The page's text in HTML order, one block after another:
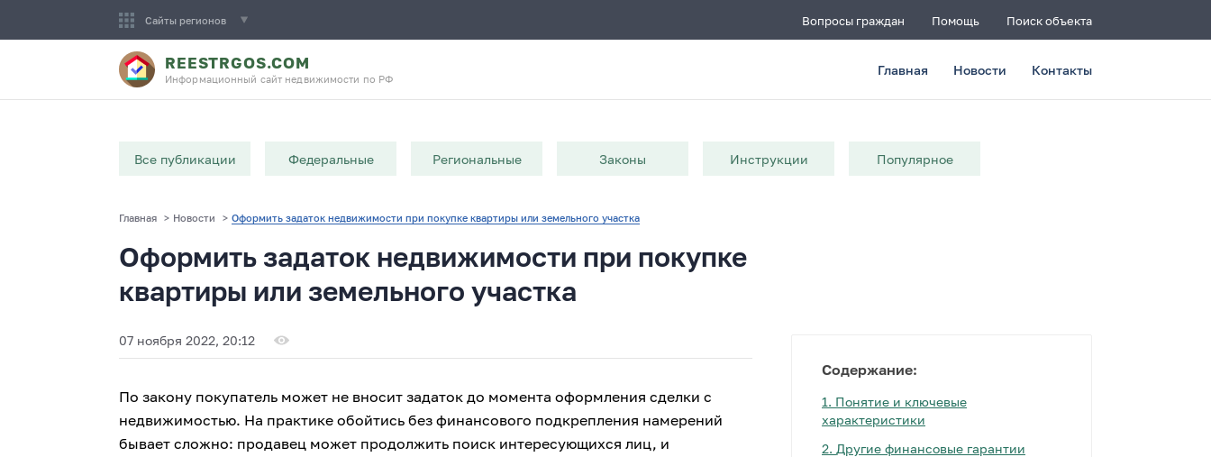
Сайты регионов Вопросы граждан Помощь Поиск объекта
REESTRGOS.COM
Информационный сайт недвижимости по РФ
Главная Новости Контакты
Все публикации Федеральные Региональные Законы Инструкции Популярное
Главная > Новости > Оформить задаток недвижимости при покупке квартиры или земельного участка
Оформить задаток недвижимости при покупке
квартиры или земельного участка
07 ноября 2022, 20:12
По закону покупатель может не вносит задаток до момента оформления сделки с
недвижимостью. На практике обойтись без финансового подкрепления намерений
бывает сложно: продавец может продолжить поиск интересующихся лиц, и
Содержание:
1. Понятие и ключевые
характеристики
2. Другие финансовые гарантии